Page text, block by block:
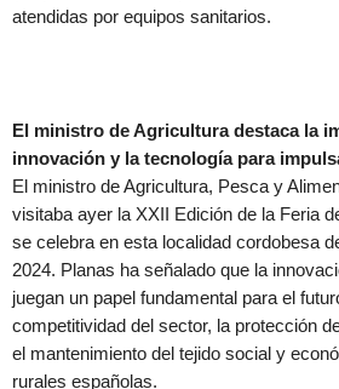
atendidas por equipos sanitarios.
El ministro de Agricultura destaca la
innovación y la tecnología para
El ministro de Agricultura, Pesca y
visitaba ayer la XXII Edición de la Feria
se celebra en esta localidad cordobesa
2024. Planas ha señalado que la
juegan un papel fundamental para el
competitividad del sector, la protección
el mantenimiento del tejido social y
rurales españolas.